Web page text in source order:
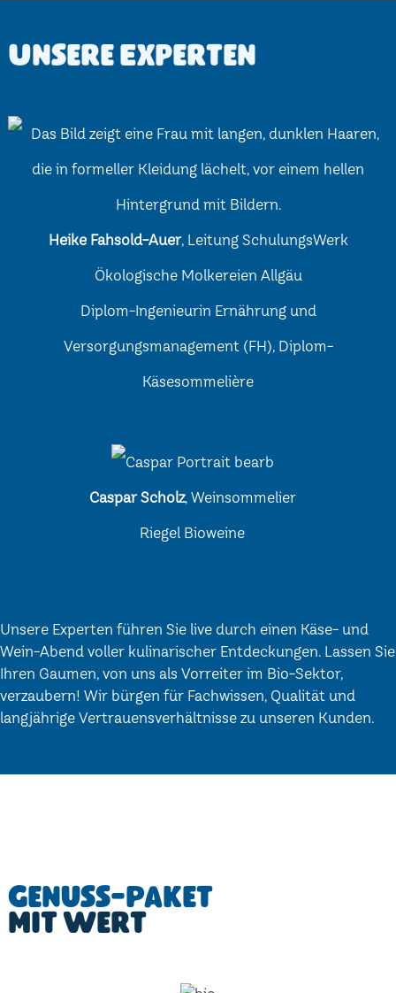
Unsere Experten
Heike Fahsold-Auer, Leitung SchulungsWerk
Ökologische Molkereien Allgäu
Diplom-Ingenieurin Ernährung und
Versorgungsmanagement (FH), Diplom-
Käsesommelière
Caspar Scholz, Weinsommelier
Riegel Bioweine
Unsere Experten führen Sie live durch einen Käse- und
Wein-Abend voller kulinarischer Entdeckungen. Lassen Sie
Ihren Gaumen, von uns als Vorreiter im Bio-Sektor,
verzaubern! Wir bürgen für Fachwissen, Qualität und
langjährige Vertrauensverhältnisse zu unseren Kunden.
Genuss-Paket
mit Wert